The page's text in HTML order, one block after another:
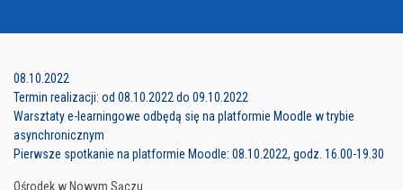
08.10.2022
Termin realizacji: od 08.10.2022 do 09.10.2022
Warsztaty e-learningowe odbędą się na platformie Moodle w trybie
asynchronicznym
Pierwsze spotkanie na platformie Moodle: 08.10.2022, godz. 16.00-19.30
Ośrodek w Nowym Sączu